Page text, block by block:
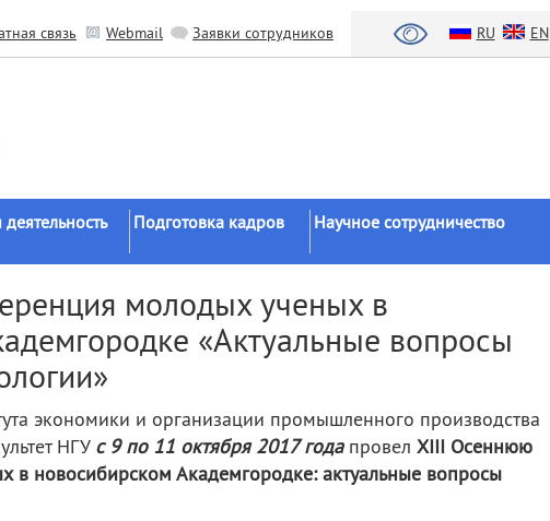
связь Webmail Заявки сотрудников RU EN
результаты
разработки
Подготовка кадров
Докторантура
Соискательство
Целевое обучение
Научное сотрудничество
Национальный проект «Наука и
университеты»
Зарубежные организации
молодых ученых в
«Актуальные вопросы
экономики и организации промышленного производства
НГУ с 9 по 11 октября 2017 годапровел XIII Осеннюю
новосибирском Академгородке: актуальные вопросы